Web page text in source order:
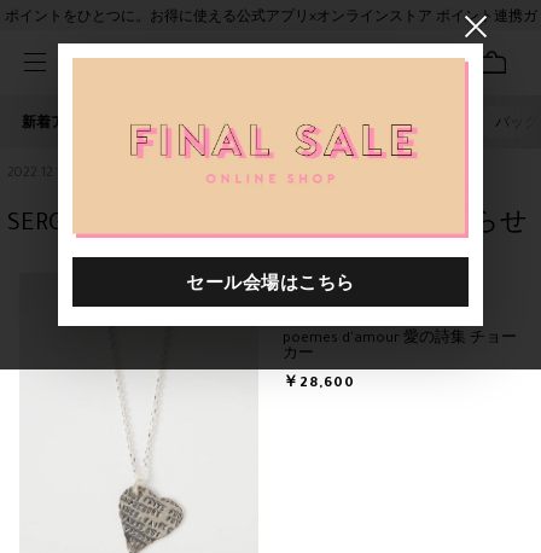
ポイントをひとつに。お得に使える公式アプリ×オンラインストア ポイント連携ガ
新着アイテム 人気ワード セール 40th限定 バッグ
2022.12.13
SERGE THORAVALより、愛の詩集とお知らせ
poemes d'amour 愛の詩集 チョー
カー
￥28,600